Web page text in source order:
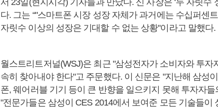
서 23일(현지시각) 기자들과 만났다. 신 사장은 ‘두 자릿수
다. 그는 “"스마트폰 시장 성장 자체가 과거에는 수십퍼센
자릿수 이상의 성장은 기대할 수 없는 상황"이라고 말했다.
월스트리트저널(WSJ)은 최근 "삼성전자가 소비자와 투자
속히 찾아내야 한다"고 주문했다. 이 신문은 "지난해 삼성
폰, 웨어러블 기기 등이 큰 반향을 일으키지 못해 투자자
"전문가들은 삼성이 CES 2014에서 보여준 모든 기술들이